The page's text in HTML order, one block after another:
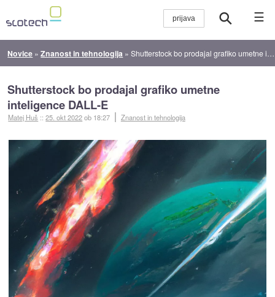
☰
Novice »Znanost in tehnologija »Shutterstock bo prodajal grafiko umetne inteligence DALL-E
Shutterstock bo prodajal grafiko umetne
inteligence DALL-E
Matej Huš ::25. okt 2022ob 18:27 Znanost in tehnologija